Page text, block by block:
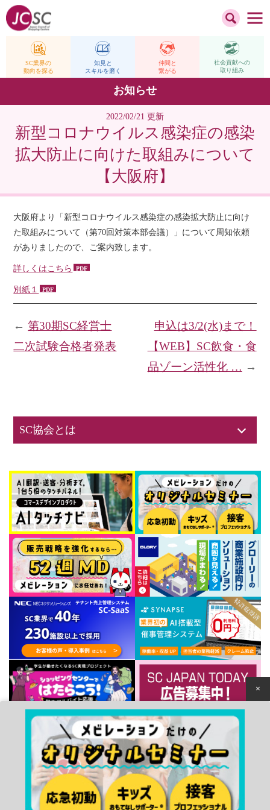
SC業界の
動向を探る
知見と
スキルを磨く
仲間と
繋がる
社会貢献への
取り組み
お知らせ
2022/02/21 更新
新型コロナウイルス感染症の感染
拡大防止に向けた取組みについて
【大阪府】
大阪府より「新型コロナウイルス感染症の感染拡大防止に向け
た取組みについて（第70回対策本部会議）」について周知依頼
がありましたので、ご案内致します。
詳しくはこちら
別紙１
申込は3/2(水)まで！
【WEB】SC飲食・食
品ゾーン活性化 … →
←第30期SC経営士
二次試験合格者発表
SC協会とは
個人情報保護方針
×